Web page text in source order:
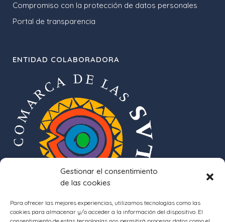
Gestionar el consentimiento
de las cookies
Para ofrecer las mejores experiencias, utilizamos tecnologías como las
cookies para almacenar y/o acceder a la información del dispositivo. El
Compromiso con la protección de datos personales
Portal de transparencia
ENTIDAD COLABORADORA